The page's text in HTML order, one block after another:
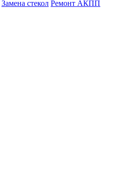
Замена стекол Ремонт АКПП